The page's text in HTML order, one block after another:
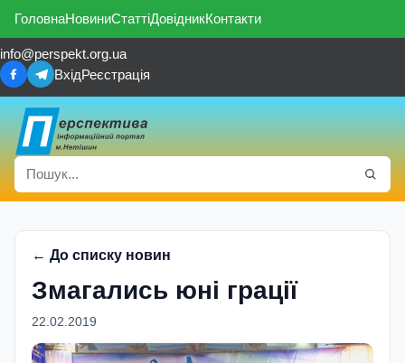
ГоловнаНовиниСтаттіДовідникКонтакти
info@perspekt.org.ua
ВхідРеєстрація
← До списку новин
Змагались юні грації
22.02.2019